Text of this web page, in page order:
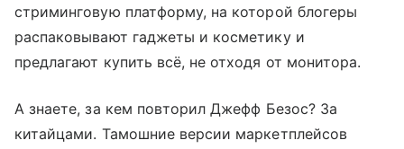
стриминговую платформу, на которой блогеры
распаковывают гаджеты и косметику и
предлагают купить всё, не отходя от монитора.
А знаете, за кем повторил Джефф Безос? За
китайцами. Тамошние версии маркетплейсов